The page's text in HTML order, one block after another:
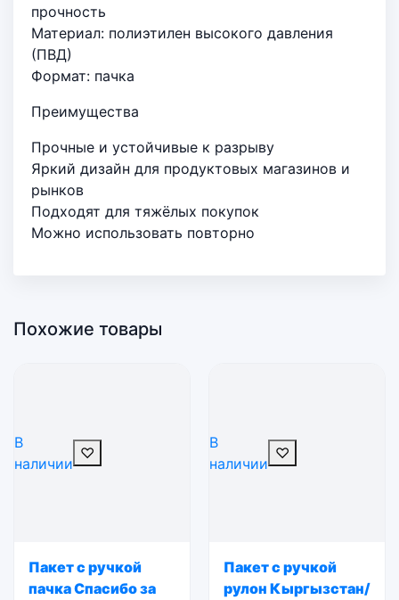
прочность
Материал: полиэтилен высокого давления
(ПВД)
Формат: пачка
Преимущества
Прочные и устойчивые к разрыву
Яркий дизайн для продуктовых магазинов и
рынков
Подходят для тяжёлых покупок
Можно использовать повторно
Похожие товары
В
наличии
♡
Пакет с ручкой
пачка Спасибо за
В
наличии
♡
Пакет с ручкой
рулон Кыргызстан/